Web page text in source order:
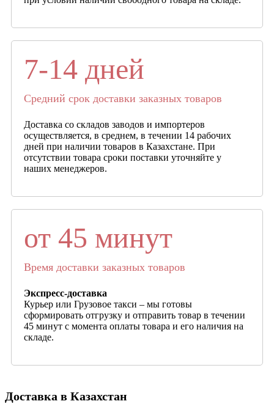
7-14 дней
Средний срок доставки заказных товаров
Доставка со складов заводов и импортеров
осуществляется, в среднем, в течении 14 рабочих
дней при наличии товаров в Казахстане. При
отсутствии товара сроки поставки уточняйте у
наших менеджеров.
от 45 минут
Время доставки заказных товаров
Экспресс-доставка
Курьер или Грузовое такси – мы готовы
сформировать отгрузку и отправить товар в течении
45 минут с момента оплаты товара и его наличия на
складе.
Доставка в Казахстан